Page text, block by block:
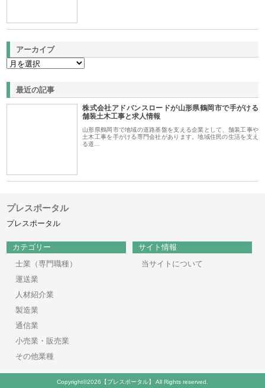
アーカイブ
最近の記事
株式会社アドバンスロードが山形県鶴岡市で手がける
舗装土木工事と求人情報
山形県鶴岡市で地域の道路基盤を支える企業として、舗装工事や
土木工事を手がける専門会社があります。地域住民の生活を支え
る道…
プレスポータル
プレスポータル
カテゴリー
士業（専門職種）
運送業
人材紹介業
製造業
通信業
小売業・販売業
その他業種
サイト情報
当サイトについて
Copyright©2026【プレスポータル】 All Rights reserved.